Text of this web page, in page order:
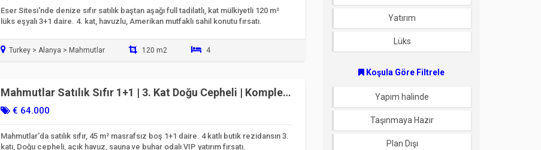
Eser Sitesi'nde denize sıfır satılık baştan aşağı full tadilatlı, kat mülkiyetli 120 m²
lüks eşyalı 3+1 daire. 4. kat, havuzlu, Amerikan mutfaklı sahil konutu fırsatı.
Turkey > Alanya > Mahmutlar 120 m2 4
Mahmutlar Satılık Sıfır 1+1 | 3. Kat Doğu Cepheli | Komple
SPA'lı
€ 64.000
Mahmutlar'da satılık sıfır, 45 m² masrafsız boş 1+1 daire. 4 katlı butik rezidansın 3.
katı, Doğu cepheli, açık havuz, sauna ve buhar odalı VIP yatırım fırsatı.
Yatırım
Lüks
Koşula Göre Filtrele
Yapım halinde
Taşınmaya Hazır
Plan Dışı